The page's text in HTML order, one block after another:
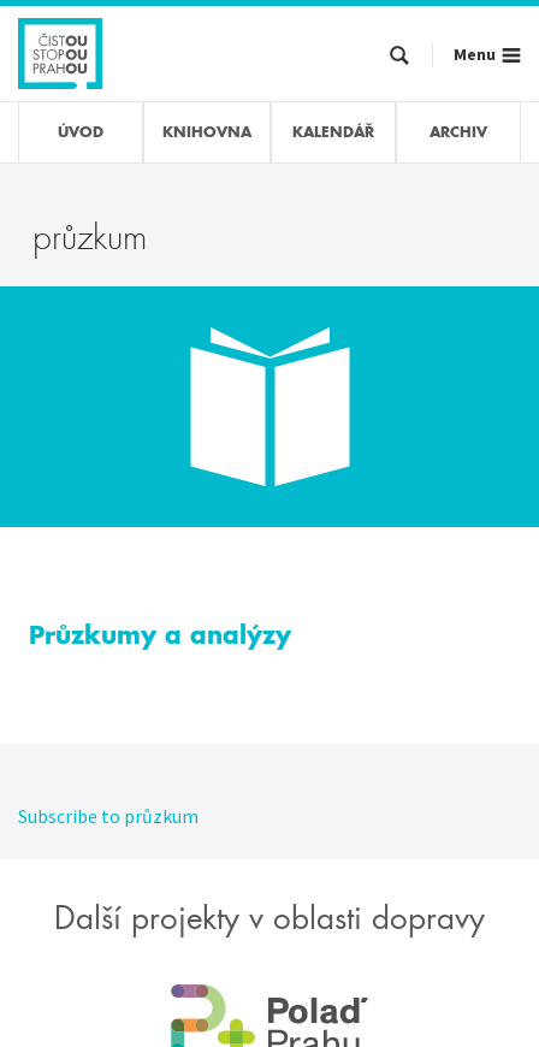
Přejít
hlavnímu
obsahu
Menu
ÚVOD KNIHOVNA KALENDÁŘ ARCHIV
průzkum
Průzkumy a analýzy
Subscribe to průzkum
Další projekty v oblasti dopravy